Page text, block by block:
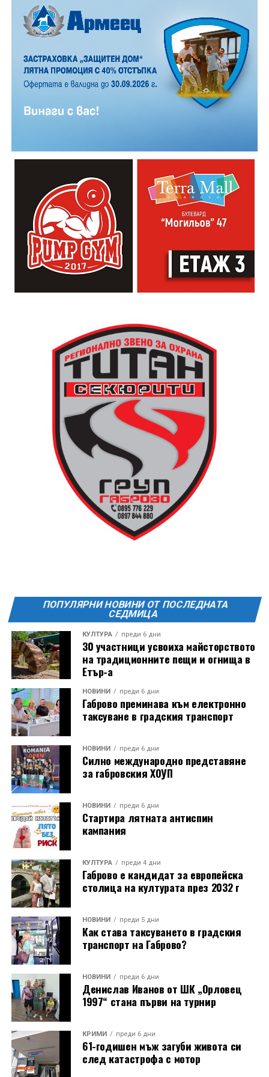
12 АВГУСТ (сряда)
19:00ч. „Книга за книга“ – донеси книга, вземи си
друга, обсъди заглавия и автори с други читатели
20:00ч. Концерт на група МОЛЕЦ, GoGo,
Zov&Vakavliev, Toria
21:30ч. Коктейли и музика
13 АВГУСТ (четвъртък)
19:00ч Групова тренировка с Йоанна Петрова от
20:00ч. Куиз вечер за обща култура
21:30ч. Прожекция на филма “Брънч за начинаещи”
Ще бъде хубаво – не някога и някъде, а тук и сега!
които свират на китара, да се включат – независимо
от професионалното им ниво. Събитието е различно
– то не е концерт, а споделено преживяване, в което
всеки участва по свой начин. Няма сцена или
официална програма, няма предварително обявени
изпълнители и разделение между публика и
артисти. Всеки е добре дошъл да пее, свири или
просто да преживее звездопад, изпълнен с музика,
падащи звезди и желания.
транспорт до местността Градище. Електрическият
автобус ще тръгне в 19:30 ч. от пл. „Възраждане“, а
обратно към града в 00:00 ч. – от паркинга до
поляната. Вземете със себе си връхна дреха и одеяло
или шалте! За повече информация тел. 0887907075.
ПОПУЛЯРНИ НОВИНИ ОТ ПОСЛЕДНАТА
СЕДМИЦА
КУЛТУРА преди 6 дни
30 участници усвоиха майсторството
на традиционните пещи и огнища в
Етър-а
НОВИНИ преди 6 дни
Габрово преминава към електронно
таксуване в градския транспорт
НОВИНИ преди 6 дни
Силно международно представяне
за габровския ХОУП
НОВИНИ преди 6 дни
Стартира лятната антиспин
кампания
КУЛТУРА преди 4 дни
Габрово е кандидат за европейска
столица на културата през 2032 г
НОВИНИ преди 5 дни
Как става таксуването в градския
транспорт на Габрово?
НОВИНИ преди 6 дни
Денислав Иванов от ШК „Орловец
1997“ стана първи на турнир
КРИМИ преди 6 дни
61-годишен мъж загуби живота си
след катастрофа с мотор